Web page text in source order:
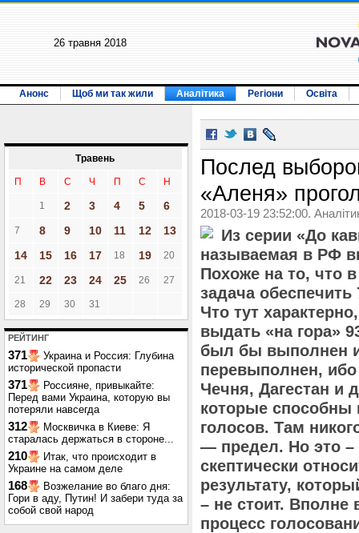
26 травня 2018
Анонс Щоб ми так жили Аналітика Регіони Освіта
Травень
П В С Ч П С Н
1 2 3 4 5 6
7 8 9 10 11 12
13
14
15 16 17 18 19 20
21 22 23 24 25 26 27
28 29 30 31
РЕЙТИНГ
371
Украина и Россия: Глубина
исторической пропасти
371
Россияне, привыкайте:
Перед вами Украина, которую вы
потеряли навсегда
312
Москвичка в Киеве: Я
старалась держаться в стороне...
210
Итак, что происходит в
Украине на самом деле
168
Возжелание во благо дня:
Гори в аду, Путин! И забери туда за
собой свой народ
Послед
«Аленя»
2018-03-19 23:52:00.
Из серии «До
называемая в РФ
Похоже на то, что
задача
Что тут
выдать «на гора»
был бы выполнен
перевыполнен,
Чечня, Дагестан и
которые способны
голосов. Там
— предел. Но это –
скептически
результату,
– не стоит.
процесс